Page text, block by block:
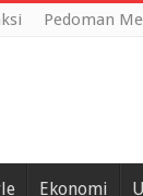
Pedoman
Ekonomi